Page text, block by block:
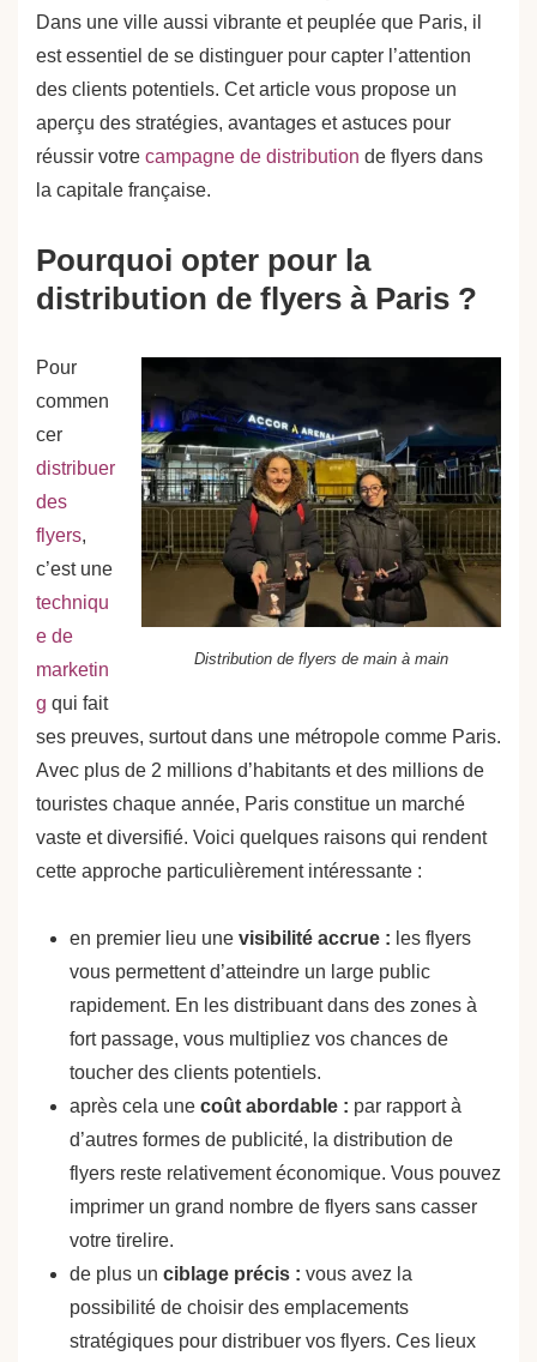
Dans une ville aussi vibrante et peuplée que Paris, il
est essentiel de se distinguer pour capter l’attention
des clients potentiels. Cet article vous propose un
aperçu des stratégies, avantages et astuces pour
réussir votre campagne de distribution de flyers dans
la capitale française.
Pourquoi opter pour la
distribution de flyers à Paris ?
Distribution de flyers de main à main
Pour
commen
cer
distribuer
des
flyers,
c’est une
techniqu
e de
marketin
g qui fait
ses preuves, surtout dans une métropole comme Paris.
Avec plus de 2 millions d’habitants et des millions de
touristes chaque année, Paris constitue un marché
vaste et diversifié. Voici quelques raisons qui rendent
cette approche particulièrement intéressante :
en premier lieu une visibilité accrue : les flyers
vous permettent d’atteindre un large public
rapidement. En les distribuant dans des zones à
fort passage, vous multipliez vos chances de
toucher des clients potentiels.
après cela une coût abordable : par rapport à
d’autres formes de publicité, la distribution de
flyers reste relativement économique. Vous pouvez
imprimer un grand nombre de flyers sans casser
votre tirelire.
de plus un ciblage précis : vous avez la
possibilité de choisir des emplacements
stratégiques pour distribuer vos flyers. Ces lieux